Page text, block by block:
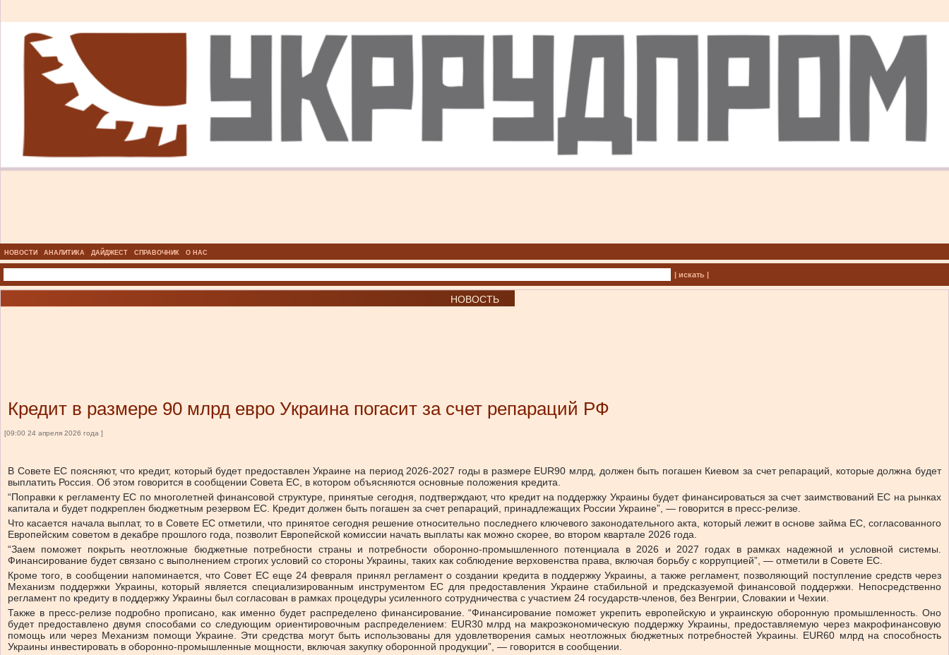
НОВОСТИ АНАЛИТИКА ДАЙДЖЕСТ СПРАВОЧНИК О НАС
| искать |
НОВОСТЬ
Кредит в размере 90 млрд евро Украина погасит за счет репараций РФ
[09:00 24 апреля 2026 года ]
В Совете ЕС поясняют, что кредит, который будет предоставлен Украине на период 2026-2027 годы в размере EUR90 млрд, должен быть погашен Киевом за счет репараций, которые должна будет
выплатить Россия. Об этом говорится в сообщении Совета ЕС, в котором объясняются основные положения кредита.
“Поправки к регламенту ЕС по многолетней финансовой структуре, принятые сегодня, подтверждают, что кредит на поддержку Украины будет финансироваться за счет заимствований ЕС на рынках
капитала и будет подкреплен бюджетным резервом ЕС. Кредит должен быть погашен за счет репараций, принадлежащих России Украине”, — говорится в пресс-релизе.
Что касается начала выплат, то в Совете ЕС отметили, что принятое сегодня решение относительно последнего ключевого законодательного акта, который лежит в основе займа ЕС, согласованного
Европейским советом в декабре прошлого года, позволит Европейской комиссии начать выплаты как можно скорее, во втором квартале 2026 года.
“Заем поможет покрыть неотложные бюджетные потребности страны и потребности оборонно-промышленного потенциала в 2026 и 2027 годах в рамках надежной и условной системы.
Финансирование будет связано с выполнением строгих условий со стороны Украины, таких как соблюдение верховенства права, включая борьбу с коррупцией”, — отметили в Совете ЕС.
Кроме того, в сообщении напоминается, что Совет ЕС еще 24 февраля принял регламент о создании кредита в поддержку Украины, а также регламент, позволяющий поступление средств через
Механизм поддержки Украины, который является специализированным инструментом ЕС для предоставления Украине стабильной и предсказуемой финансовой поддержки. Непосредственно
регламент по кредиту в поддержку Украины был согласован в рамках процедуры усиленного сотрудничества с участием 24 государств-членов, без Венгрии, Словакии и Чехии.
Также в пресс-релизе подробно прописано, как именно будет распределено финансирование. “Финансирование поможет укрепить европейскую и украинскую оборонную промышленность. Оно
будет предоставлено двумя способами со следующим ориентировочным распределением: EUR30 млрд на макроэкономическую поддержку Украины, предоставляемую через макрофинансовую
помощь или через Механизм помощи Украине. Эти средства могут быть использованы для удовлетворения самых неотложных бюджетных потребностей Украины. EUR60 млрд на способность
Украины инвестировать в оборонно-промышленные мощности, включая закупку оборонной продукции”, — говорится в сообщении.